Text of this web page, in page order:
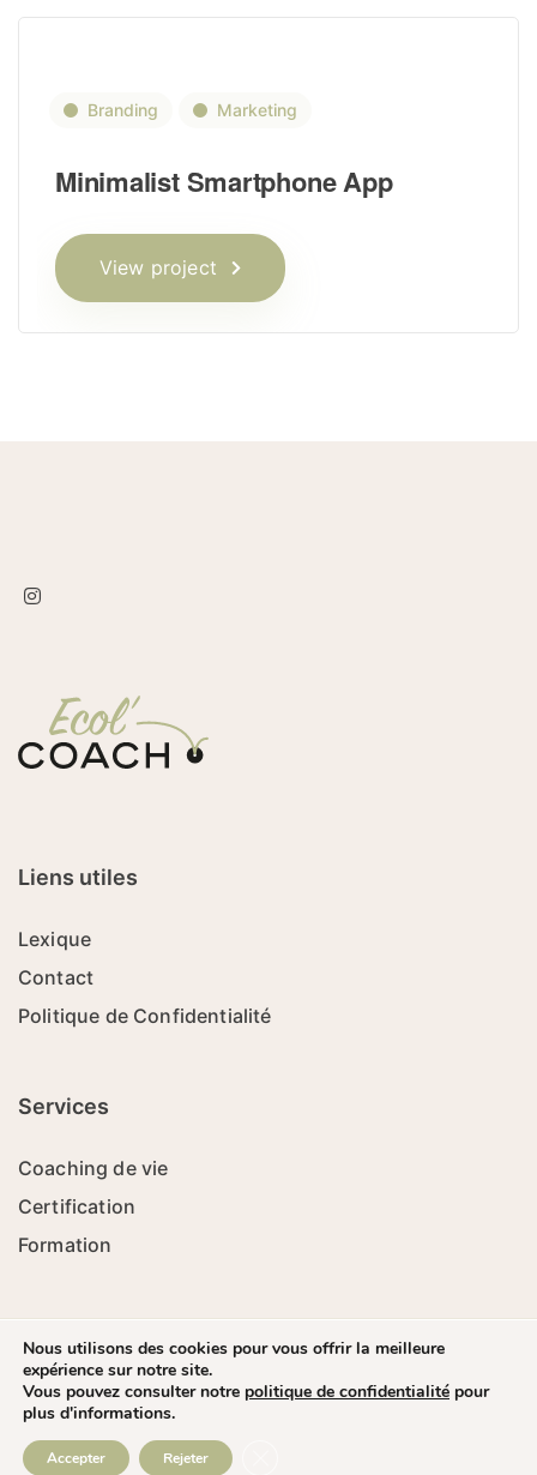
Branding Marketing
Minimalist Smartphone App
View project
Liens utiles
Lexique
Contact
Politique de Confidentialité
Services
Coaching de vie
Certification
Formation
Ecol'Coach - 2023 - Tous Droits Réservés - Site réalisé par
Laurent
Nous utilisons des cookies pour vous offrir la meilleure
expérience sur notre site.
Vous pouvez consulter notre politique de confidentialité pour
plus d'informations.
Accepter Rejeter